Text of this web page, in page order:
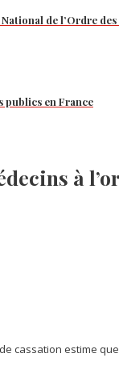
de l’Ordre des
publics en France
à
cassation estime